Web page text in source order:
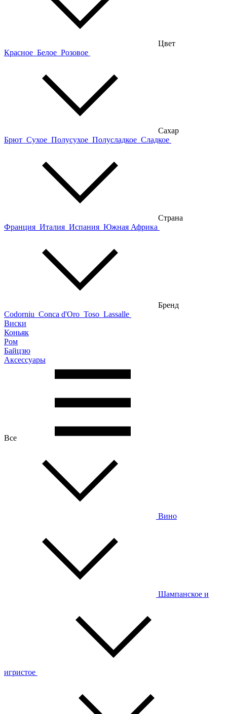
Цвет
Красное Белое Розовое
Сахар
Брют Сухое Полусухое Полусладкое Сладкое
Страна
Франция Италия Испания Южная Африка
Бренд
Codorniu Conca d'Oro Toso Lassalle
Виски
Коньяк
Ром
Байцзю
Аксессуары
Все
Вино
Шампанское и
игристое